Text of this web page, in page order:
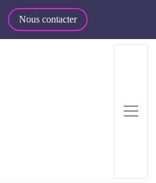
Nous contacter
& Licences : Comment